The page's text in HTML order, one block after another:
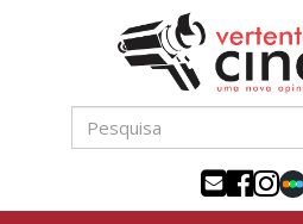
conteúdo
sétima